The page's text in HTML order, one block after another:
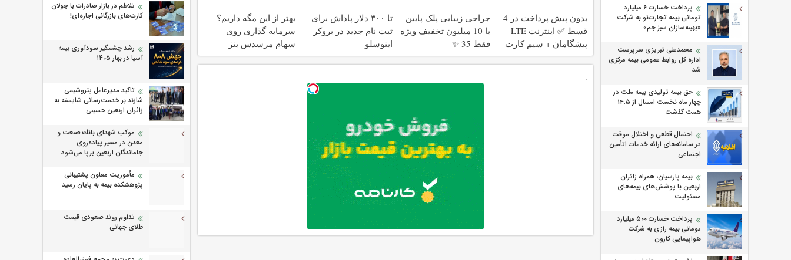
پرداخت خسارت ۶ میلیارد
تومانی بیمه تجارت‌نو به شرکت
«بهینه‌سازان سبز جم»
محمدعلی تبریزی سرپرست
اداره كل روابط عمومی بیمه مركزی
شد
حق بیمه تولیدی بیمه ملت در
چهار ماه نخست امسال از 14.5
همت گذشت
احتمال قطعی و اختلال موقت
در سامانه‌های ارائه خدمات اتأمین
اجتماعی
بیمه پارسیان، همراه زائران
اربعین با پوشش‌های بیمه‌های
مسئولیت
پرداخت خسارت ۵۰۰ میلیارد
تومانی بیمه رازی به شرکت
هواپیمایی کارون
بدون پیش پرداخت در 4
قسط ✅ اینترنت LTE
پیشگامان + سیم کارت
رایگان
جراحی زیبایی پلک پایین
با 10 میلیون تخفیف ویژه
فقط 35 ✨
تا ۳۰۰ دلار پاداش برای
ثبت نام جدید در بروکر
اینوسلو
بهتر از این مگه داریم؟
سرمایه گذاری روی
سهام مرسدس بنز
.
تلاطم در بازار صادرات با جولان
کارت‌های بازرگانی اجاره‌ای!
رشد چشمگیر سودآوری بیمه
آسیا در بهار ۱۴۰۵
تاکید مدیرعامل پتروشیمی
شازند بر خدمت‌رسانی شایسته به
زائران اربعین حسینی
موكب شهدای بانك صنعت و
معدن در مسیر پیاده‌روی
جاماندگان اربعین برپا می‌شود
مأموریت معاون پشتیبانی
پژوهشكده بیمه به پایان رسید
تداوم روند صعودی قیمت
طلای جهانی